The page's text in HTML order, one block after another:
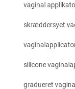
vaginal
skræddersyet
silicone
gradueret